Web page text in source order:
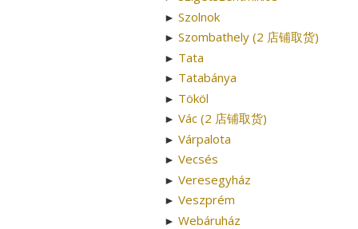
► Szolnok
► Szombathely (2 店铺取货)
► Tata
► Tatabánya
► Tököl
► Vác (2 店铺取货)
► Várpalota
► Vecsés
► Veresegyház
► Veszprém
► Webáruház